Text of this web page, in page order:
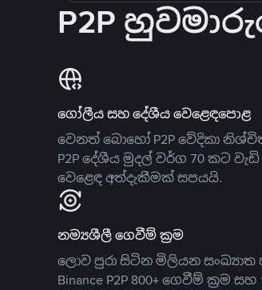
P2P
ගෝලීය සහ දේශීය වෙළෙඳපොළ
වෙනත් බොහෝ P2P වේදිකා
P2P දේශීය මුදල් වර්ග 70 කට
වෙළෙඳ අත්දැකීමක් සපයයි.
නම්‍යශීලී ගෙවීම් ක්‍රම
ලොව පුරා සිටින මිලියන
Binance P2P 800+ ගෙවීම් ක්‍රම